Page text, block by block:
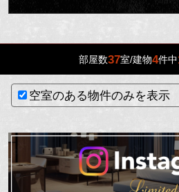
部屋数37室/建物4件中
空室のある物件のみを表示